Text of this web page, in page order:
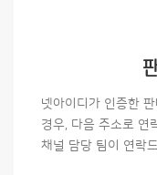
넷아이디가 인증한
경우, 다음 주소로 연
채널 담당 팀이 연락